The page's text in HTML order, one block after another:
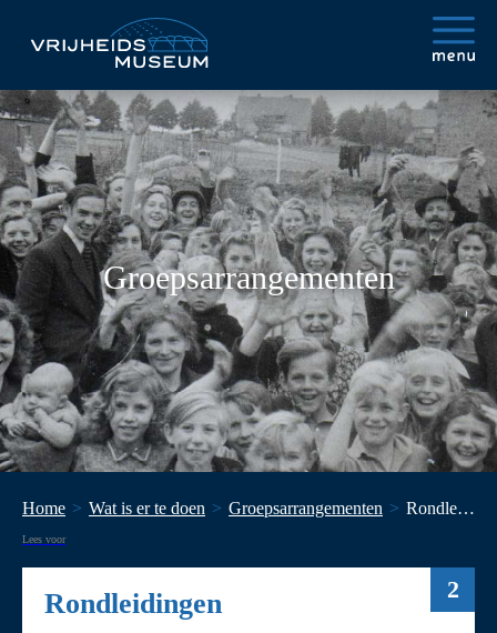
Groepsarrangementen
Home Wat is er te doen Groepsarrangementen Rondleidingen
Lees voor
2
Rondleidingen